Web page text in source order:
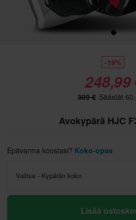
-19%
248,99
309 € Säästät
Avokypärä HJC
Epävarma koostasi? Koko-opas
Valitse - Kypärän koko
Lisää